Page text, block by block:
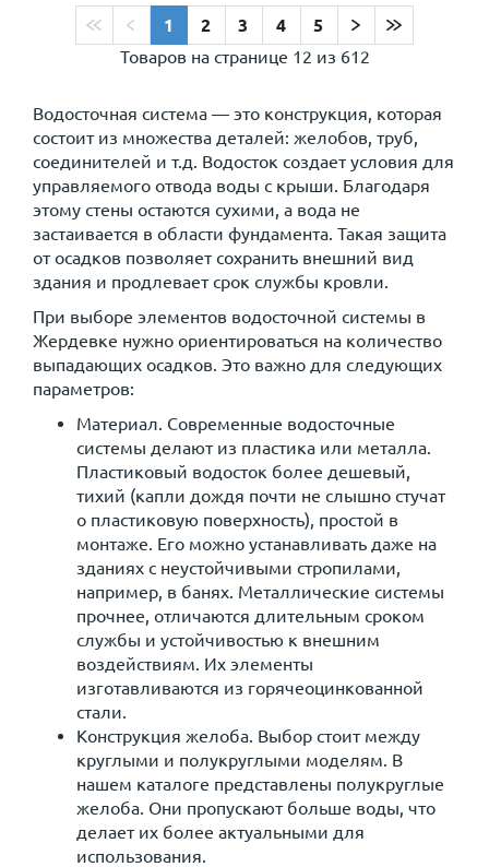
1 2 3 4
5
Товаров на странице 12 из 612
Водосточная система — это конструкция, которая
состоит из множества деталей: желобов, труб,
соединителей и т.д. Водосток создает условия для
управляемого отвода воды с крыши. Благодаря
этому стены остаются сухими, а вода не
застаивается в области фундамента. Такая защита
от осадков позволяет сохранить внешний вид
здания и продлевает срок службы кровли.
При выборе элементов водосточной системы в
Жердевке нужно ориентироваться на количество
выпадающих осадков. Это важно для следующих
параметров:
Материал. Современные водосточные
системы делают из пластика или металла.
Пластиковый водосток более дешевый,
тихий (капли дождя почти не слышно стучат
о пластиковую поверхность), простой в
монтаже. Его можно устанавливать даже на
зданиях с неустойчивыми стропилами,
например, в банях. Металлические системы
прочнее, отличаются длительным сроком
службы и устойчивостью к внешним
воздействиям. Их элементы
изготавливаются из горячеоцинкованной
стали.
Конструкция желоба. Выбор стоит между
круглыми и полукруглыми моделям. В
нашем каталоге представлены полукруглые
желоба. Они пропускают больше воды, что
делает их более актуальными для
использования.